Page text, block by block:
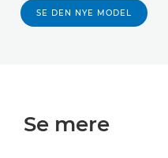
SE DEN NYE MODEL
Se mere